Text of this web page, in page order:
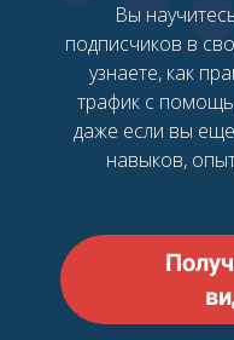
Вы
подписчиков в
узнаете, как
трафик с
даже если вы
навыков,